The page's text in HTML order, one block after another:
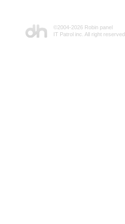
©2004-2026 Robin panel
IT Patrol inc. All right reserved.